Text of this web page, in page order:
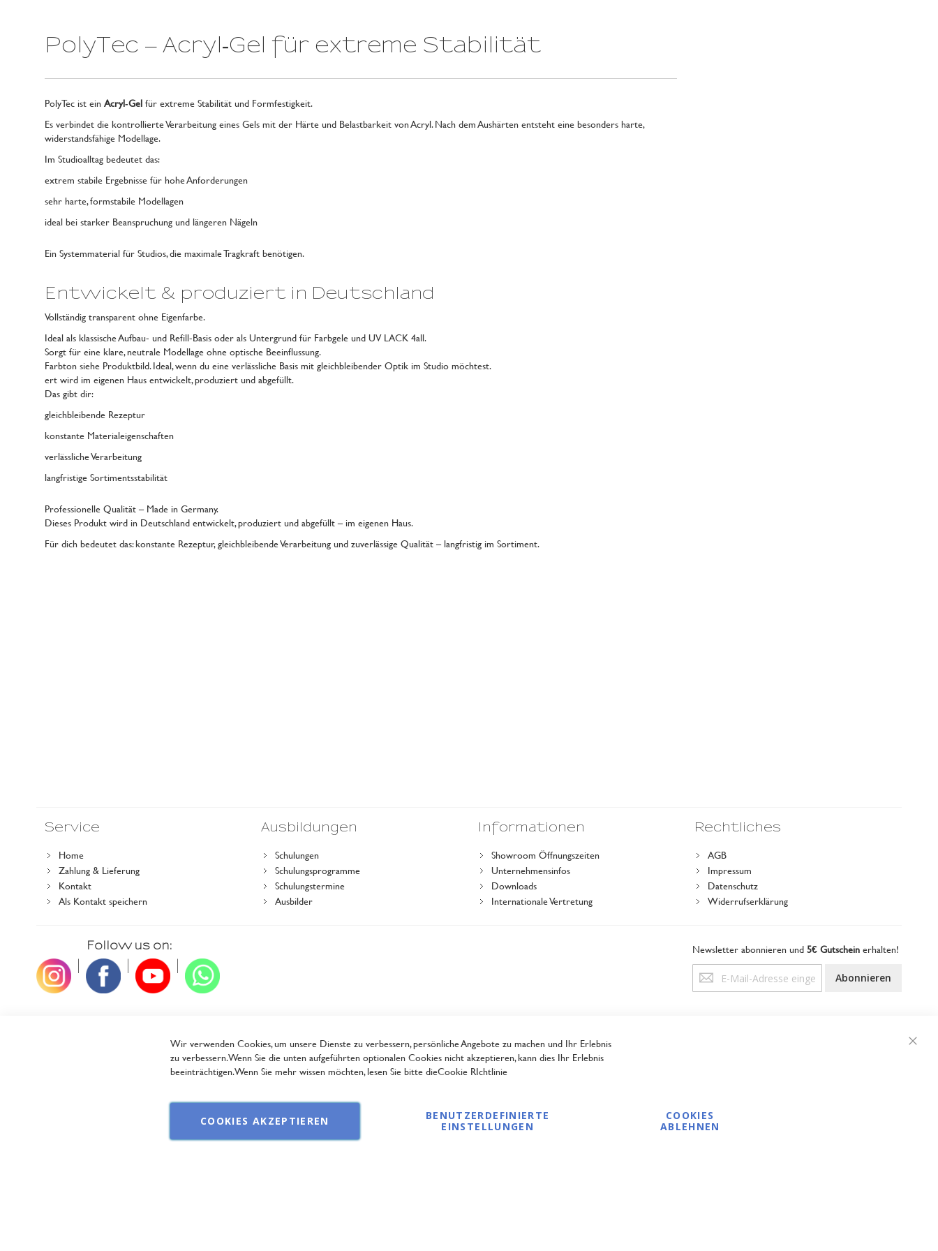
PolyTec – Acryl‑Gel für extreme Stabilität
PolyTec ist einAcryl‑Gelfür extreme Stabilität und Formfestigkeit.
Es verbindet die kontrollierte Verarbeitung eines Gels mit der Härte und Belastbarkeit von Acryl. Nach dem Aushärten entsteht eine besonders harte,
widerstandsfähige Modellage.
Im Studioalltag bedeutet das:
extrem stabile Ergebnisse für hohe Anforderungen
sehr harte, formstabile Modellagen
ideal bei starker Beanspruchung und längeren Nägeln
Ein Systemmaterial für Studios, die maximale Tragkraft benötigen.
Entwickelt & produziert in Deutschland
Vollständig transparent ohne Eigenfarbe.
Ideal als klassische Aufbau- und Refill-Basis oder als Untergrund für Farbgele und UV LACK 4all.
Sorgt für eine klare, neutrale Modellage ohne optische Beeinflussung.
Farbton siehe Produktbild. Ideal, wenn du eine verlässliche Basis mit gleichbleibender Optik im Studio möchtest.
ert wird im eigenen Haus entwickelt, produziert und abgefüllt.
Das gibt dir:
gleichbleibende Rezeptur
konstante Materialeigenschaften
verlässliche Verarbeitung
langfristige Sortimentsstabilität
Professionelle Qualität – Made in Germany.
Dieses Produkt wird in Deutschland entwickelt, produziert und abgefüllt – im eigenen Haus.
Für dich bedeutet das: konstante Rezeptur, gleichbleibende Verarbeitung und zuverlässige Qualität – langfristig im Sortiment.
Service
Home
Zahlung & Lieferung
Kontakt
Als Kontakt speichern
Ausbildungen
Schulungen
Schulungsprogramme
Schulungstermine
Ausbilder
Informationen
Showroom Öffnungszeiten
Unternehmensinfos
Downloads
Internationale Vertretung
Rechtliches
AGB
Impressum
Datenschutz
Widerrufserklärung
Follow us on: Newsletter abonnieren und5€ Gutscheinerhalten!
Anmeldung
zum
Abonnieren
Wir verwenden Cookies, um unsere Dienste zu verbessern, persönliche Angebote zu machen und Ihr Erlebnis
zu verbessern. Wenn Sie die unten aufgeführten optionalen Cookies nicht akzeptieren, kann dies Ihr Erlebnis
beeinträchtigen. Wenn Sie mehr wissen möchten, lesen Sie bitte dieCookie RIchtlinie
COOKIES AKZEPTIEREN
BENUTZERDEFINIERTE
EINSTELLUNGEN
COOKIES
ABLEHNEN